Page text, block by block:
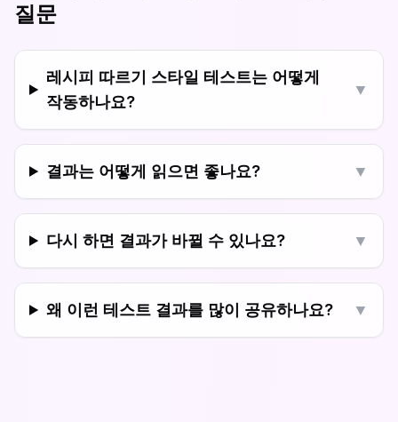
질문
레시피 따르기 스타일 테스트는 어떻게
작동하나요?
▼
결과는 어떻게 읽으면 좋나요? ▼
다시 하면 결과가 바뀔 수 있나요? ▼
왜 이런 테스트 결과를 많이 공유하나요? ▼